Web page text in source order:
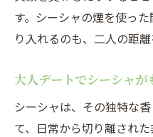
す。シーシャの煙を使っ
り入れるのも、二人の距
大人デートでシーシャ
シーシャは、その独特な
て、日常から切り離され